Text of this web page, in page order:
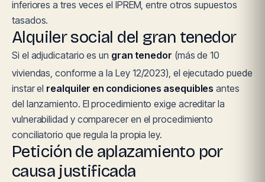
inferiores a tres veces el IPREM, entre otros supuestos
tasados.
Alquiler social del gran tenedor
Si el adjudicatario es un gran tenedor (más de 10
viviendas, conforme a la Ley 12/2023), el ejecutado puede
instar el realquiler en condiciones asequibles antes
del lanzamiento. El procedimiento exige acreditar la
vulnerabilidad y comparecer en el procedimiento
conciliatorio que regula la propia ley.
Petición de aplazamiento por
causa justificada